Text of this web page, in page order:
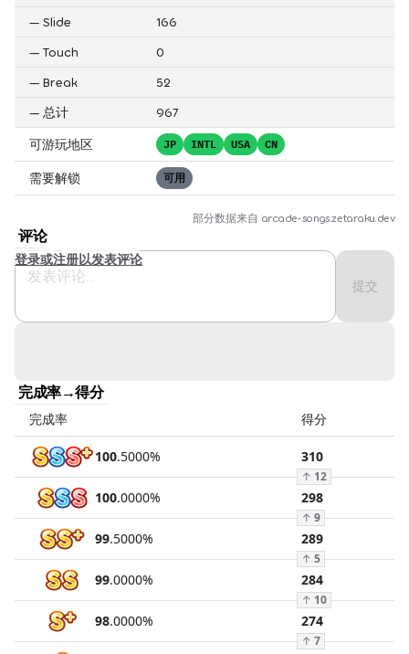
— Slide
166
— Touch
0
— Break
52
— 总计 967
可游玩地区 JP INTL USA CN
需要解锁 可用
部分数据来自 arcade-songs.zetaraku.dev
评论
提交
登录或注册以发表评论
完成率→得分
完成率 得分
100.5000% 310
↑ 12
100.0000% 298
↑ 9
99.5000% 289
↑ 5
99.0000% 284
↑ 10
98.0000% 274
↑ 7